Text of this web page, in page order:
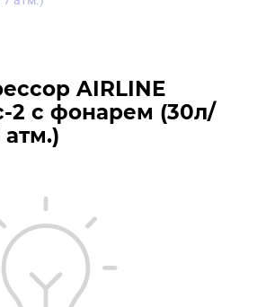
AIRLINE
2 с фонарем (30л/